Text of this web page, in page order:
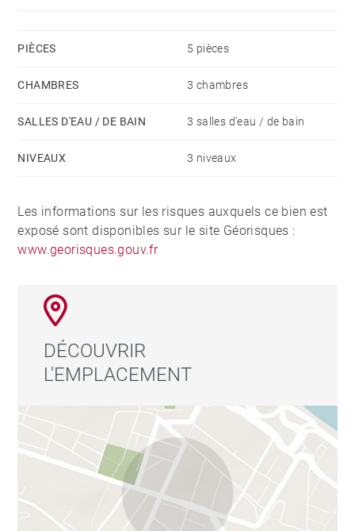
PIÈCES 5 pièces
CHAMBRES 3 chambres
SALLES D'EAU / DE BAIN 3 salles d'eau / de bain
NIVEAUX 3 niveaux
Les informations sur les risques auxquels ce bien est
exposé sont disponibles sur le site Géorisques :
www.georisques.gouv.fr
DÉCOUVRIR
L'EMPLACEMENT